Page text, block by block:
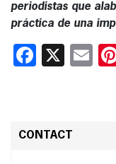
periodistas que
práctica de una
X
CONTACT